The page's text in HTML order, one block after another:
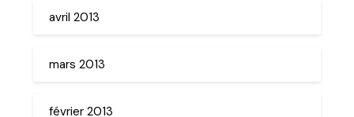
avril 2013
mars 2013
février 2013